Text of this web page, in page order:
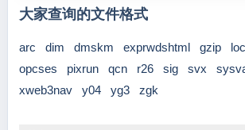
大家查询的文件格式
arc dim dmskm exprwdshtml gzip loc
opcses
pixrun qcn r26 sig svx
xweb3nav
y04 yg3 zgk